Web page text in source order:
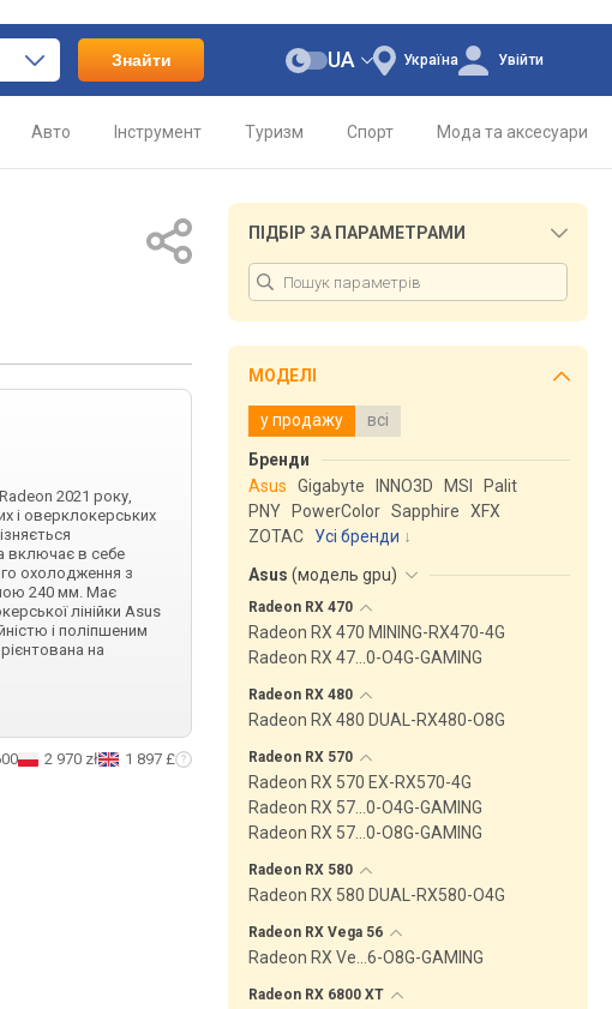
Знайти Україна
UA Увійти
Авто Інструмент Туризм Спорт Мода та аксесуари
2021 року,
і оверклокерських
включає в себе
охолодження з
240 мм. Має
лінійки Asus
і поліпшеним
на
2 970 zł 1 897 £
ПІДБІР ЗА ПАРАМЕТРАМИ
МОДЕЛІ
у продажу всі
Бренди
Asus
Gigabyte INNO3D MSI
Palit
PNY
PowerColor Sapphire
XFX
ZOTAC
Усі бренди
Asus (модель gpu)
Radeon RX 470
Radeon RX 470 MINING-RX470-4G
Radeon RX 47…0-O4G-GAMING
Radeon RX 480
Radeon RX 480 DUAL-RX480-O8G
Radeon RX 570
Radeon RX 570 EX-RX570-4G
Radeon RX 57…0-O4G-GAMING
Radeon RX 57…0-O8G-GAMING
Radeon RX 580
Radeon RX 580 DUAL-RX580-O4G
Radeon RX Vega 56
Radeon RX Ve…6-O8G-GAMING
Radeon RX 6800 XT